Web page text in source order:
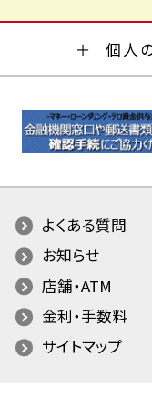
個人
よくある質問
お知らせ
店舗・ATM
金利・手数料
サイトマップ